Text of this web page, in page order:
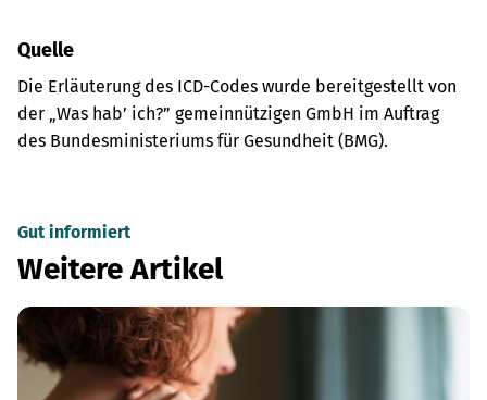
Quelle
Die Erläuterung des ICD-Codes wurde bereitgestellt von
der „Was hab’ ich?” gemeinnützigen GmbH im Auftrag
des Bundesministeriums für Gesundheit (BMG).
Gut informiert
Weitere Artikel